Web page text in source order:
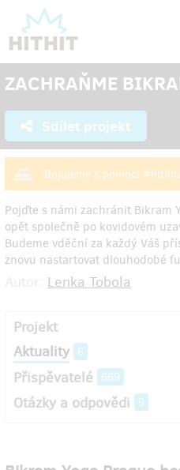
ZACHRAŇME
Sdílet projekt
Bojujeme s pomocí
Pojďte s námi zachránit Bikram
opět společně po kovidovém
Budeme vděční za každý Váš
znovu nastartovat dlouhodobé
Lenka Tobola
Projekt
Aktuality 6
Přispěvatelé 669
Otázky a odpovědi 9